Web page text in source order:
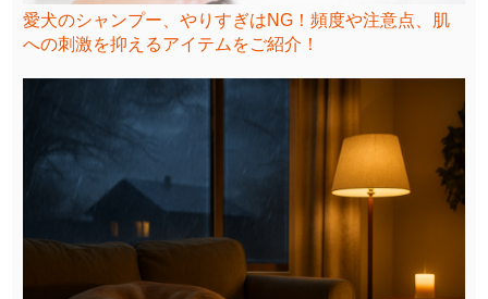
愛犬のシャンプー、やりすぎはNG！頻度や注意点、肌
への刺激を抑えるアイテムをご紹介！